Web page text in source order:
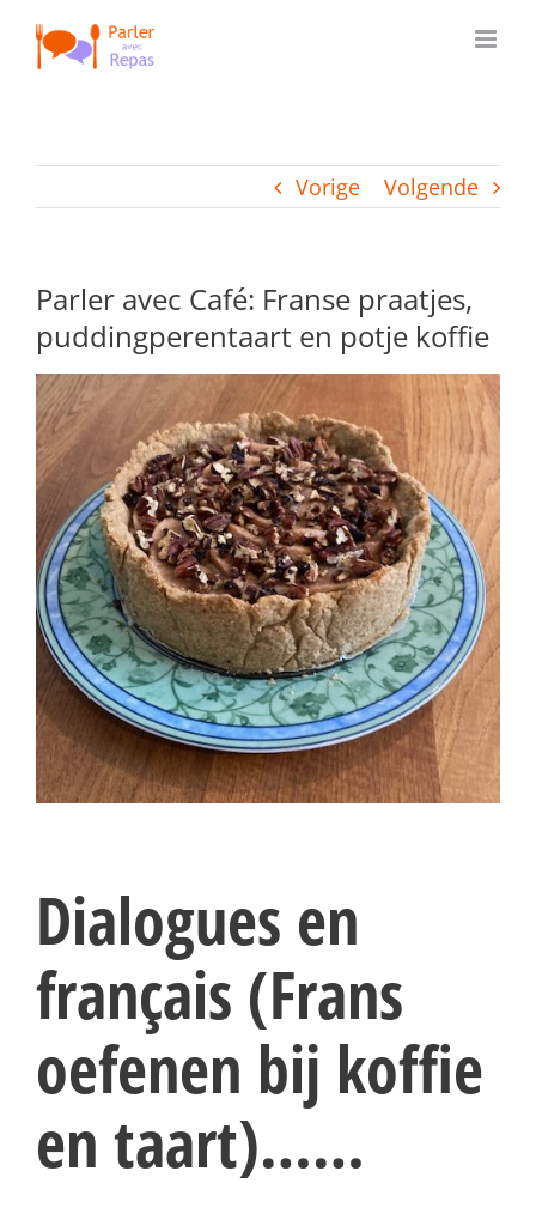
naar
Vorige Volgende
Parler avec Café: Franse praatjes,
puddingperentaart en potje koffie
Bekijk
grotere
afbeelding
Dialogues en
français (Frans
oefenen bij koffie
en taart)……